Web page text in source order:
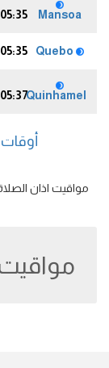
Mansoa 05:35 ص
05:35 ص
Quinhamel05:37 ص
مواقيت اذان